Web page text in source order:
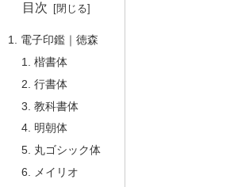
目次
電子印鑑｜徳森
楷書体
行書体
教科書体
明朝体
丸ゴシック体
メイリオ